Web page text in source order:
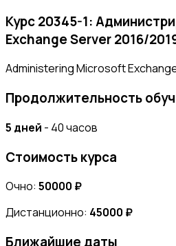
Курс 20345-1:
Exchange Server 2016/
Administering Microsoft
Продолжительность
5 дней - 40 часов
Стоимость курса
Очно: 50000 ₽
Дистанционно: 45000 ₽
Ближайшие даты